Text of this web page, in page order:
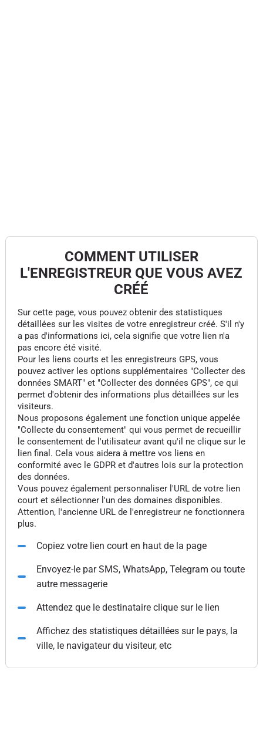
COMMENT UTILISER
L'ENREGISTREUR QUE VOUS AVEZ
CRÉÉ
Sur cette page, vous pouvez obtenir des statistiques
détaillées sur les visites de votre enregistreur créé. S'il n'y
a pas d'informations ici, cela signifie que votre lien n'a
pas encore été visité.
Pour les liens courts et les enregistreurs GPS, vous
pouvez activer les options supplémentaires "Collecter des
données SMART" et "Collecter des données GPS", ce qui
permet d'obtenir des informations plus détaillées sur les
visiteurs.
Nous proposons également une fonction unique appelée
"Collecte du consentement" qui vous permet de recueillir
le consentement de l'utilisateur avant qu'il ne clique sur le
lien final. Cela vous aidera à mettre vos liens en
conformité avec le GDPR et d'autres lois sur la protection
des données.
Vous pouvez également personnaliser l'URL de votre lien
court et sélectionner l'un des domaines disponibles.
Attention, l'ancienne URL de l'enregistreur ne fonctionnera
plus.
Copiez votre lien court en haut de la page
Envoyez-le par SMS, WhatsApp, Telegram ou toute
autre messagerie
Attendez que le destinataire clique sur le lien
Affichez des statistiques détaillées sur le pays, la
ville, le navigateur du visiteur, etc